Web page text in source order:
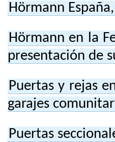
Hörmann
Hörmann en la
presentación de
Puertas y rejas
garajes
Puertas